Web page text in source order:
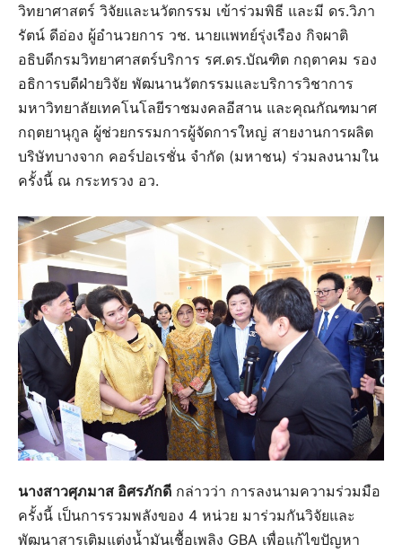
วิทยาศาสตร์ วิจัยและนวัตกรรม เข้าร่วมพิธี และมี ดร.วิภา
รัตน์ ดีอ่อง ผู้อำนวยการ วช. นายแพทย์รุ่งเรือง กิจผาติ
อธิบดีกรมวิทยาศาสตร์บริการ รศ.ดร.บัณฑิต กฤตาคม รอง
อธิการบดีฝ่ายวิจัย พัฒนานวัตกรรมและบริการวิชาการ
มหาวิทยาลัยเทคโนโลยีราชมงคลอีสาน และคุณกัณฑมาศ
กฤตยานุกูล ผู้ช่วยกรรมการผู้จัดการใหญ่ สายงานการผลิต
บริษัทบางจาก คอร์ปอเรชั่น จำกัด (มหาชน) ร่วมลงนามใน
ครั้งนี้ ณ กระทรวง อว.
นางสาวศุภมาส อิศรภักดี กล่าวว่า การลงนามความร่วมมือ
ครั้งนี้ เป็นการรวมพลังของ 4 หน่วย มาร่วมกันวิจัยและ
พัฒนาสารเติมแต่งน้ำมันเชื้อเพลิง GBA เพื่อแก้ไขปัญหา